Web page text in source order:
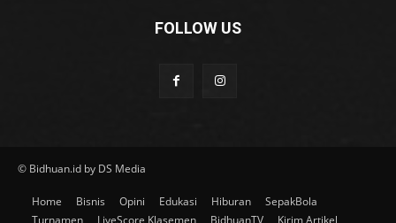
FOLLOW US
© Bidhuan.id by DS Media
Home Bisnis Opini Edukasi Hiburan
SepakBola